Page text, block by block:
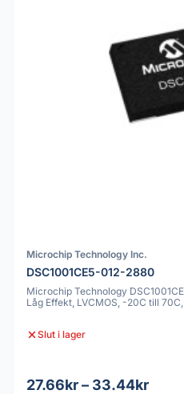
Microchip Technology Inc.
DSC1001CE5-012-2880
Microchip Technology
Låg Effekt, LVCMOS, -20C till
Slut i lager
27.66kr – 33.44kr